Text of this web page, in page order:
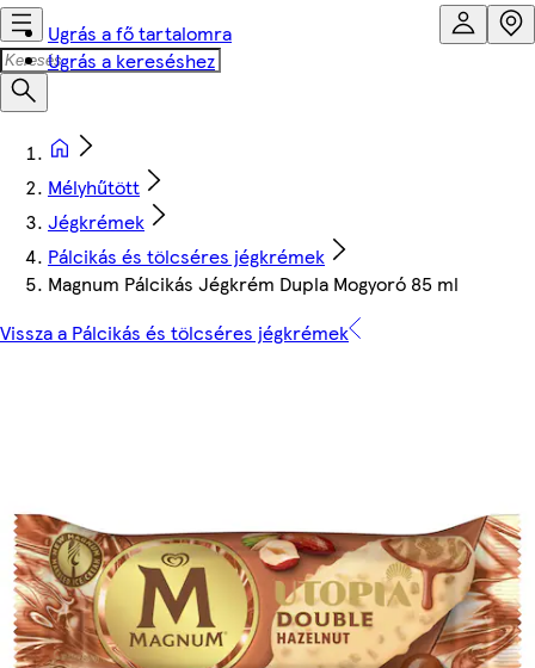
Ugrás a fő tartalomra
Ugrás a kereséshez
Mélyhűtött
Jégkrémek
Pálcikás és tölcséres jégkrémek
Magnum Pálcikás Jégkrém Dupla Mogyoró 85 ml
Vissza a Pálcikás és tölcséres jégkrémek